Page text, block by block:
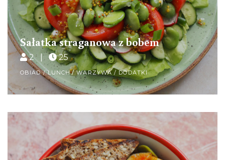
Sałatka straganowa z bobem
2 | 25
OBIAD / LUNCH/WARZYWA / DODATKI